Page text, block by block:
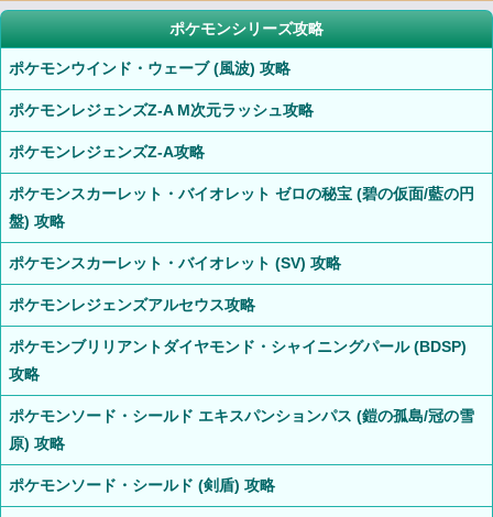
ポケモンシリーズ攻略
ポケモンウインド・ウェーブ (風波) 攻略
ポケモンレジェンズZ-A M次元ラッシュ攻略
ポケモンレジェンズZ-A攻略
ポケモンスカーレット・バイオレット ゼロの秘宝 (碧の仮面/藍の円
盤) 攻略
ポケモンスカーレット・バイオレット (SV) 攻略
ポケモンレジェンズアルセウス攻略
ポケモンブリリアントダイヤモンド・シャイニングパール (BDSP)
攻略
ポケモンソード・シールド エキスパンションパス (鎧の孤島/冠の雪
原) 攻略
ポケモンソード・シールド (剣盾) 攻略